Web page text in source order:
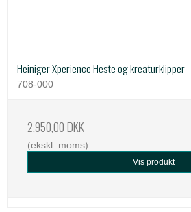
Heiniger Xperience Heste og kreaturklipper
708-000
2.950,00 DKK
(ekskl. moms)
Vis produkt